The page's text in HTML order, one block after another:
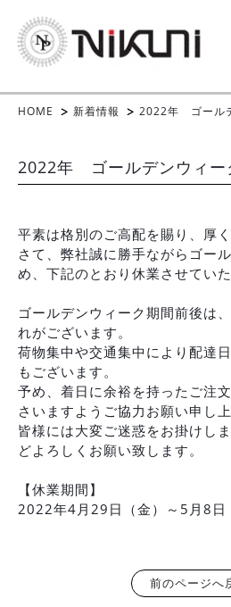
HOME 新着情報 2022年 ゴール
2022年 ゴールデンウィー
平素は格別のご高配を賜り、厚
さて、弊社誠に勝手ながらゴー
め、下記のとおり休業させていた
ゴールデンウィーク期間前後は
れがございます。
荷物集中や交通集中により配達
もございます。
予め、着日に余裕を持ったご注
さいますようご協力お願い申し上
皆様には大変ご迷惑をお掛けし
どよろしくお願い致します。
【休業期間】
2022年4月29日（金）～5月8日
前のページへ